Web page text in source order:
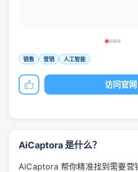
销售 营销 人工智能
访问官网
AiCaptora 是什么？
AiCaptora 帮你精准找到需要营